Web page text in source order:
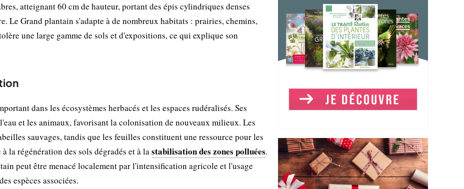
atteignant 60 cm de hauteur, portant des épis cylindriques denses
Le Grand plantain s'adapte à de nombreux habitats : prairies, chemins,
une large gamme de sols et d'expositions, ce qui explique son
dans les écosystèmes herbacés et les espaces rudéralisés. Ses
et les animaux, favorisant la colonisation de nouveaux milieux. Les
sauvages, tandis que les feuilles constituent une ressource pour les
la régénération des sols dégradés et à lastabilisation des zones polluées.
peut être menacé localement par l'intensification agricole et l'usage
espèces associées.